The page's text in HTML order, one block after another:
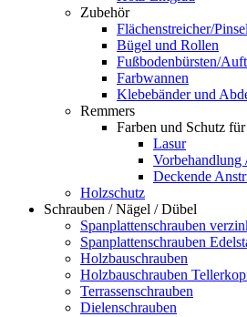
Zubehör
Flächenstreicher/Pinsel
Bügel und Rollen
Fußbodenbürsten/
Farbwannen
Klebebänder und
Remmers
Farben und Schutz
Lasur
Vorbehandlung
Deckende
Holzschutz
Schrauben / Nägel / Dübel
Spanplattenschrauben
Spanplattenschrauben
Holzbauschrauben
Holzbauschrauben
Terrassenschrauben
Dielenschrauben